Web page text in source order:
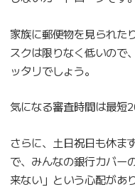
家族に郵便物を見られた
スクは限りなく低いので
ッタリでしょう。
気になる審査時間は最短
さらに、土日祝日も休ま
で、みんなの銀行カバー
来ない」という心配があ